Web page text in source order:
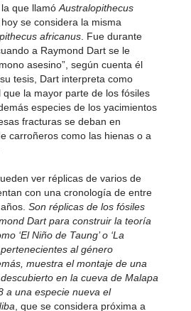
que llamó Australopithecus
se considera la misma
africanus. Fue durante
a Raymond Dart se le
asesino”, según cuenta él
tesis, Dart interpreta como
la mayor parte de los fósiles
especies de los yacimientos
fracturas se deban en
carroñeros como las hienas o a
ver réplicas de varios de
con una cronología de entre
Son réplicas de los fósiles
Dart para construir la teoría
‘El Niño de Taung’ o ‘La
al género
muestra el montaje de una
en la cueva de Malapa
a una especie nueva el
, que se considera próxima a